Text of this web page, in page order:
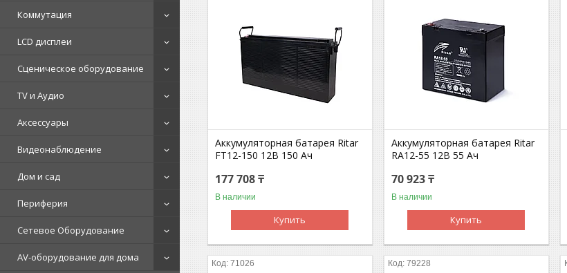
Коммутация
LCD дисплеи
Сценическое оборудование
TV и Аудио
Аксессуары
Видеонаблюдение
Дом и сад
Периферия
Сетевое Оборудование
AV-оборудование для дома
Аккумуляторная батарея Ritar
FT12-150 12В 150 Ач
177 708 ₸
В наличии
Купить
Аккумуляторная батарея Ritar
RA12-55 12В 55 Ач
70 923 ₸
В наличии
Купить
71026 79228